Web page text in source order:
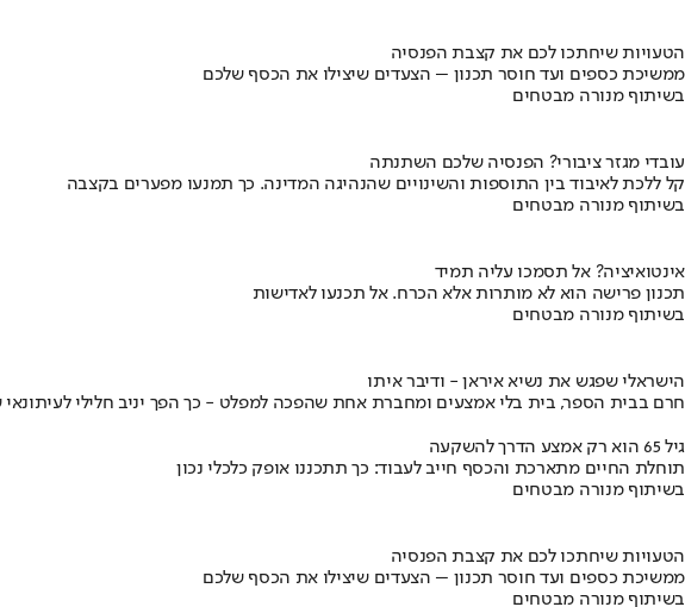
הטעויות שיחתכו לכם את קצבת הפנסיה
ממשיכת כספים ועד חוסר תכנון – הצעדים שיצילו את הכסף שלכם
בשיתוף מנורה מבטחים
עובדי מגזר ציבורי? הפנסיה שלכם השתנתה
קל ללכת לאיבוד בין התוספות והשינויים שהנהיגה המדינה. כך תמנעו מפערים בקצבה
בשיתוף מנורה מבטחים
אינטואיציה? אל תסמכו עליה תמיד
תכנון פרישה הוא לא מותרות אלא הכרח. אל תכנעו לאדישות
בשיתוף מנורה מבטחים
הישראלי שפגש את נשיא איראן - ודיבר איתו
חרם בבית הספר, בית בלי אמצעים ומחברת אחת שהפכה למפלט - כך הפך יניב חלילי לעיתונאי
גיל 65 הוא רק אמצע הדרך להשקעה
תוחלת החיים מתארכת והכסף חייב לעבוד: כך תתכננו אופק כלכלי נכון
בשיתוף מנורה מבטחים
הטעויות שיחתכו לכם את קצבת הפנסיה
ממשיכת כספים ועד חוסר תכנון – הצעדים שיצילו את הכסף שלכם
בשיתוף מנורה מבטחים